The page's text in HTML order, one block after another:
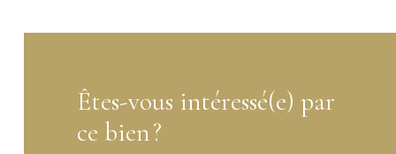
Êtes-vous intéressé(e) par
ce bien ?